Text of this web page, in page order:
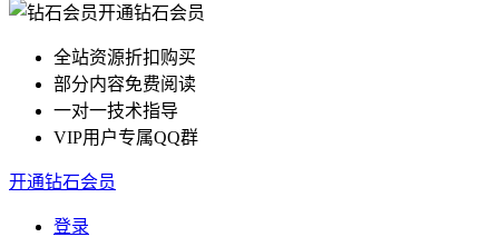
开通钻石会员
全站资源折扣购买
部分内容免费阅读
一对一技术指导
VIP用户专属QQ群
开通钻石会员
登录